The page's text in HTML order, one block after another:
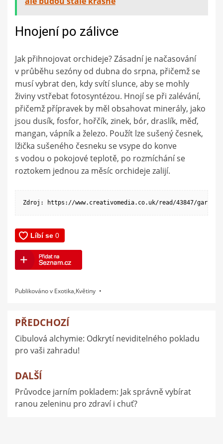
Hnojení po zálivce
Jak přihnojovat orchideje? Zásadní je načasování
v průběhu sezóny od dubna do srpna, přičemž se
musí vybrat den, kdy svítí slunce, aby se mohly
živiny vstřebat fotosyntézou. Hnojí se při zalévání,
přičemž přípravek by měl obsahovat minerály, jako
jsou dusík, fosfor, hořčík, zinek, bór, draslík, měď,
mangan, vápník a železo. Použít lze sušený česnek,
lžička sušeného česneku se vsype do konve
s vodou o pokojové teplotě, po rozmíchání se
roztokem jednou za měsíc orchideje zalijí.
Zdroj: https://www.creativomedia.co.uk/read/43847/
Publikováno v Exotika,Květiny
Navigace
pro
příspěvek
PŘEDCHOZÍ
Cibulová alchymie: Odkrytí neviditelného pokladu
pro vaši zahradu!
DALŠÍ
Průvodce jarním pokladem: Jak správně vybírat
ranou zeleninu pro zdraví i chuť?